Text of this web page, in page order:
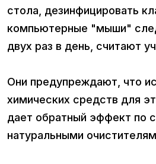
стола, дезинфицировать
компьютерные "мыши"
двух раз в день, считают
Они предупреждают, что
химических средств для
дает обратный эффект по
натуральными